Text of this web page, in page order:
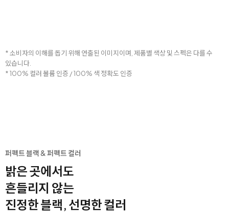
* 소비자의 이해를 돕기 위해 연출된 이미지이며, 제품별 색상 및 스펙은 다를 수
있습니다.
* 100% 컬러 볼륨 인증 / 100% 색 정확도 인증
퍼펙트 블랙 & 퍼펙트 컬러
밝은 곳에서도
흔들리지 않는
진정한 블랙, 선명한 컬러